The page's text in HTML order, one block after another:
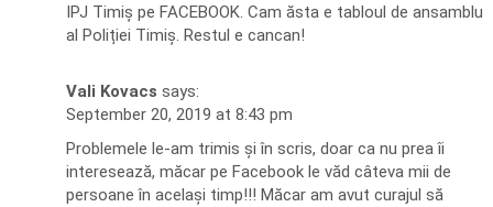
IPJ Timiș pe FACEBOOK. Cam ăsta e tabloul de ansamblu
al Poliției Timiș. Restul e cancan!
Vali Kovacs says:
September 20, 2019 at 8:43 pm
Problemele le-am trimis și în scris, doar ca nu prea îi
interesează, măcar pe Facebook le văd câteva mii de
persoane în același timp!!! Măcar am avut curajul să